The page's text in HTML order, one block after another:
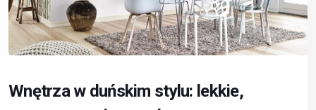
Wnętrza w duńskim stylu: lekkie,